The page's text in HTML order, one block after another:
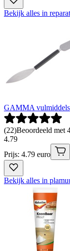
Bekijk alles in
GAMMA
(22)Beoordeeld met
4.79
Prijs: 4.79 euro
Bekijk alles in